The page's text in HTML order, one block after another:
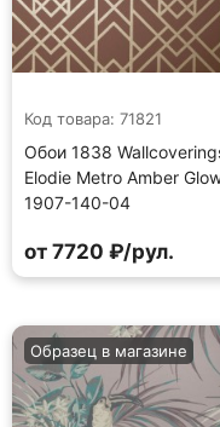
Код товара: 71821
Обои 1838
Elodie Metro Amber
1907-140-04
от 7720 ₽/рул.
Образец в магазине